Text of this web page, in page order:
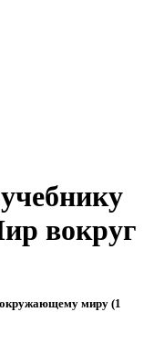
вокруг
окружающему миру (1